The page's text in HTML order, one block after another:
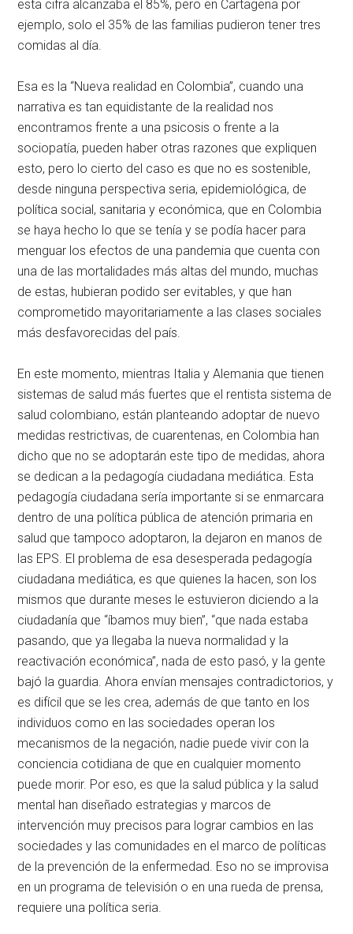
esta cifra alcanzaba el 85%, pero en Cartagena por
ejemplo, solo el 35% de las familias pudieron tener tres
comidas al día.
Esa es la “Nueva realidad en Colombia”, cuando una
narrativa es tan equidistante de la realidad nos
encontramos frente a una psicosis o frente a la
sociopatía, pueden haber otras razones que expliquen
esto, pero lo cierto del caso es que no es sostenible,
desde ninguna perspectiva seria, epidemiológica, de
política social, sanitaria y económica, que en Colombia
se haya hecho lo que se tenía y se podía hacer para
menguar los efectos de una pandemia que cuenta con
una de las mortalidades más altas del mundo, muchas
de estas, hubieran podido ser evitables, y que han
comprometido mayoritariamente a las clases sociales
más desfavorecidas del país.
En este momento, mientras Italia y Alemania que tienen
sistemas de salud más fuertes que el rentista sistema de
salud colombiano, están planteando adoptar de nuevo
medidas restrictivas, de cuarentenas, en Colombia han
dicho que no se adoptarán este tipo de medidas, ahora
se dedican a la pedagogía ciudadana mediática. Esta
pedagogía ciudadana sería importante si se enmarcara
dentro de una política pública de atención primaria en
salud que tampoco adoptaron, la dejaron en manos de
las EPS. El problema de esa desesperada pedagogía
ciudadana mediática, es que quienes la hacen, son los
mismos que durante meses le estuvieron diciendo a la
ciudadanía que “íbamos muy bien”, “que nada estaba
pasando, que ya llegaba la nueva normalidad y la
reactivación económica”, nada de esto pasó, y la gente
bajó la guardia. Ahora envían mensajes contradictorios, y
es difícil que se les crea, además de que tanto en los
individuos como en las sociedades operan los
mecanismos de la negación, nadie puede vivir con la
conciencia cotidiana de que en cualquier momento
puede morir. Por eso, es que la salud pública y la salud
mental han diseñado estrategias y marcos de
intervención muy precisos para lograr cambios en las
sociedades y las comunidades en el marco de políticas
de la prevención de la enfermedad. Eso no se improvisa
en un programa de televisión o en una rueda de prensa,
requiere una política seria.